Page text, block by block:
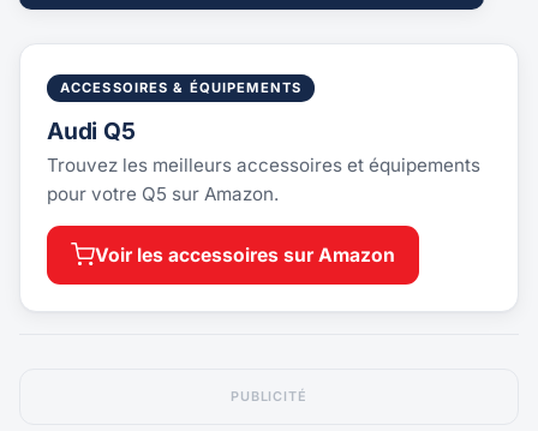
ACCESSOIRES & ÉQUIPEMENTS
Audi Q5
Trouvez les meilleurs accessoires et équipements
pour votre Q5 sur Amazon.
Voir les accessoires sur Amazon
PUBLICITÉ